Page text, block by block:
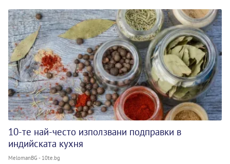
10-те най-често използвани подправки в
индийската кухня
MelomanBG - 10te.bg